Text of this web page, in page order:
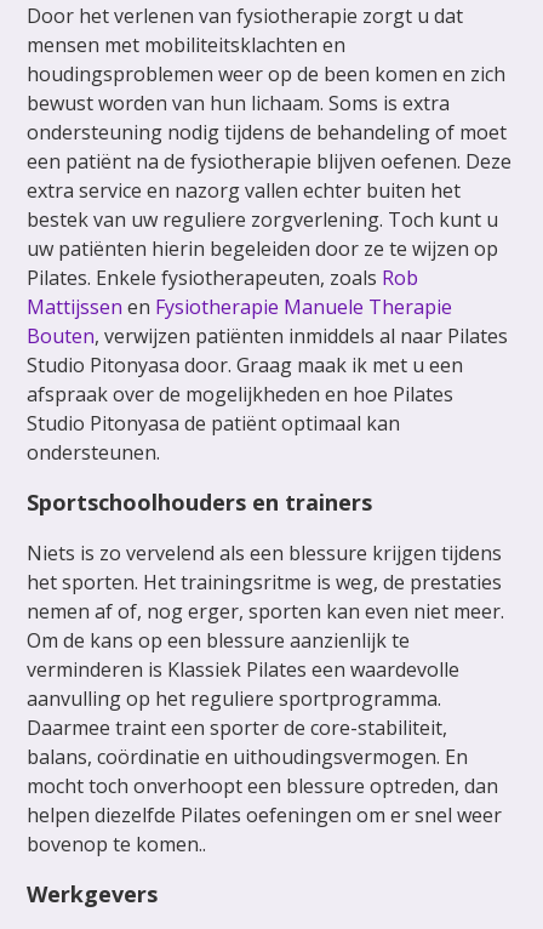
Door het verlenen van fysiotherapie zorgt u dat
mensen met mobiliteitsklachten en
houdingsproblemen weer op de been komen en zich
bewust worden van hun lichaam. Soms is extra
ondersteuning nodig tijdens de behandeling of moet
een patiënt na de fysiotherapie blijven oefenen. Deze
extra service en nazorg vallen echter buiten het
bestek van uw reguliere zorgverlening. Toch kunt u
uw patiënten hierin begeleiden door ze te wijzen op
Pilates. Enkele fysiotherapeuten, zoals Rob
Mattijssen en Fysiotherapie Manuele Therapie
Bouten, verwijzen patiënten inmiddels al naar Pilates
Studio Pitonyasa door. Graag maak ik met u een
afspraak over de mogelijkheden en hoe Pilates
Studio Pitonyasa de patiënt optimaal kan
ondersteunen.
Sportschoolhouders en trainers
Niets is zo vervelend als een blessure krijgen tijdens
het sporten. Het trainingsritme is weg, de prestaties
nemen af of, nog erger, sporten kan even niet meer.
Om de kans op een blessure aanzienlijk te
verminderen is Klassiek Pilates een waardevolle
aanvulling op het reguliere sportprogramma.
Daarmee traint een sporter de core-stabiliteit,
balans, coördinatie en uithoudingsvermogen. En
mocht toch onverhoopt een blessure optreden, dan
helpen diezelfde Pilates oefeningen om er snel weer
bovenop te komen..
Werkgevers